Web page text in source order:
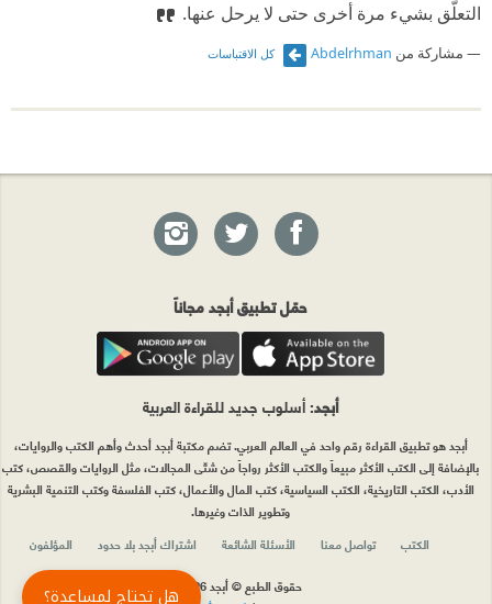
التعلّق بشيء مرة أخرى حتى لا يرحل عنها.
مشاركة من Abdelrhman كل الاقتباسات
حمّل تطبيق أبجد مجاناً
أبجد: أسلوب جديد للقراءة العربية
أبجد هو تطبيق القراءة رقم واحد في العالم العربي. تضم مكتبة أبجد أحدث وأهم الكتب والروايات،
بالإضافة إلى الكتب الأكثر مبيعاً والكتب الأكثر رواجاً من شتّى المجالات، مثل الروايات والقصص، كتب
الأدب، الكتب التاريخية، الكتب السياسية، كتب المال والأعمال، كتب الفلسفة وكتب التنمية البشرية
وتطوير الذات وغيرها.
الكتب
تواصل معنا الأسئلة الشائعة اشتراك أبجد بلا حدود
المؤلفون
حقوق الطبع © أبجد 2026
هل تحتاج لمساعدة؟